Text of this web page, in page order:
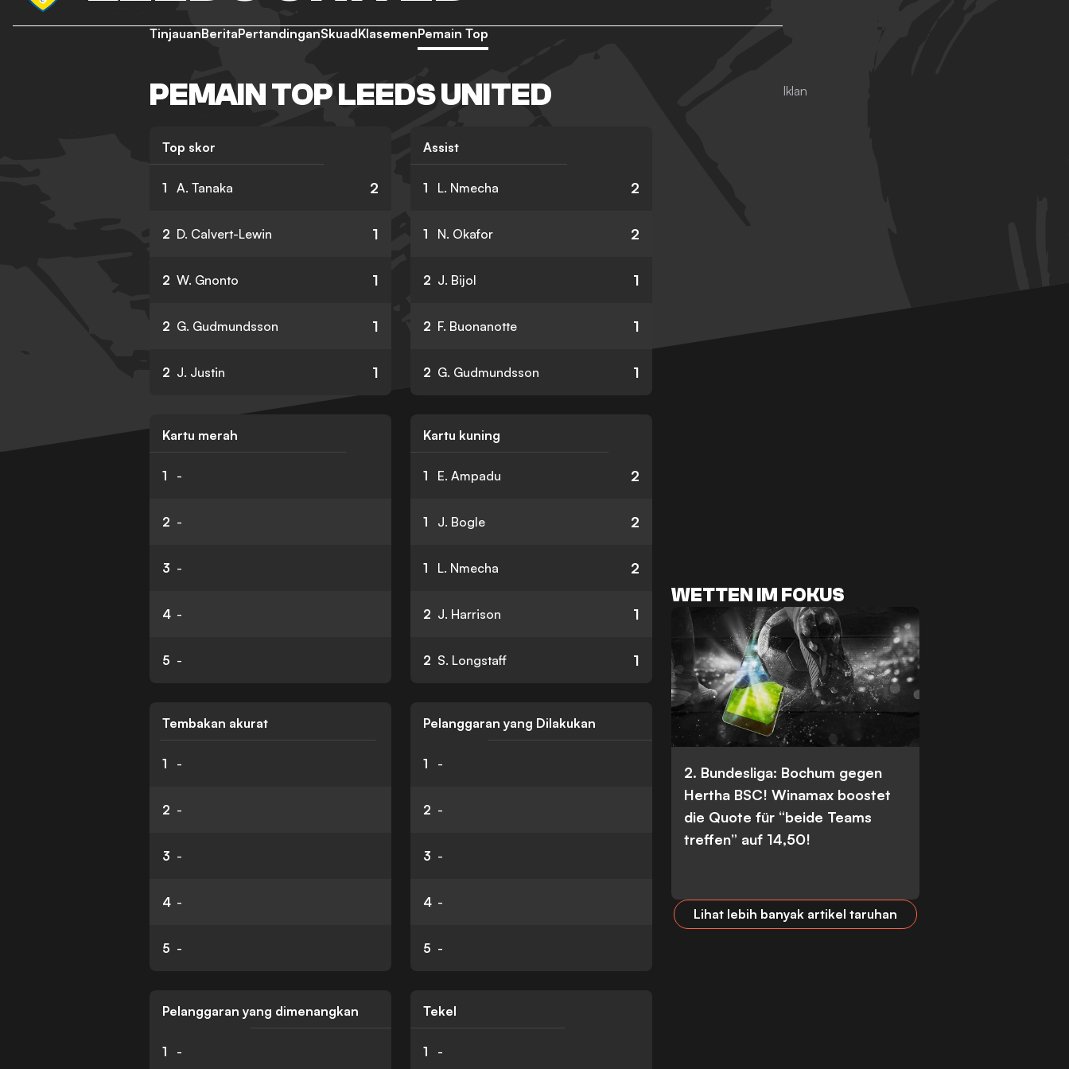
TinjauanBeritaPertandinganSkuadKlasemenPemain Top
PEMAIN TOP LEEDS UNITED
Top skor
1 A. Tanaka 2
2 D. Calvert-Lewin 1
2 W. Gnonto 1
2 G. Gudmundsson 1
2 J. Justin 1
Assist
1 L. Nmecha 2
1 N. Okafor 2
2 J. Bijol 1
2 F. Buonanotte 1
2 G. Gudmundsson 1
Kartu merah
1 -
2 -
3 -
4 -
5 -
Kartu kuning
1 E. Ampadu 2
1 J. Bogle 2
1 L. Nmecha 2
2 J. Harrison 1
2 S. Longstaff 1
Tembakan akurat
1 -
2 -
3 -
4 -
5 -
Pelanggaran yang Dilakukan
1 -
2 -
3 -
4 -
5 -
Pelanggaran yang dimenangkan
1 -
Tekel
1 -
WETTEN IM FOKUS
2. Bundesliga: Bochum gegen
Hertha BSC! Winamax boostet
die Quote für “beide Teams
treffen” auf 14,50!
Lihat lebih banyak artikel taruhan